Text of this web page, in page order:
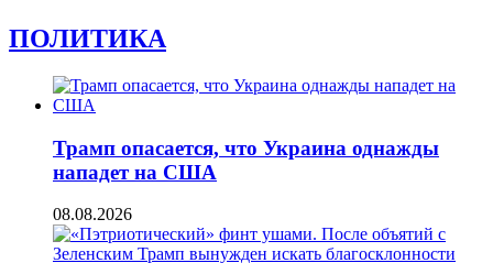
ПОЛИТИКА
Трамп опасается, что Украина однажды
нападет на США
08.08.2026